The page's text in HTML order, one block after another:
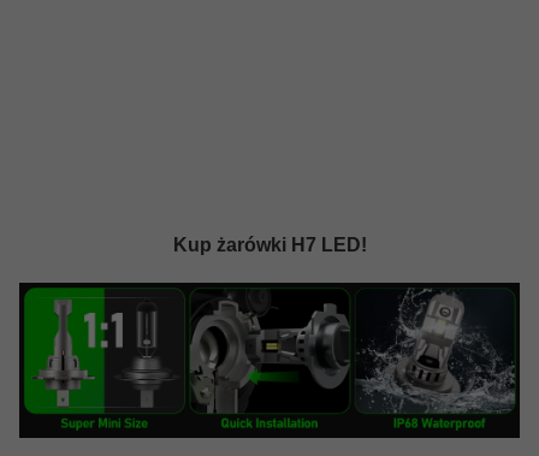
Kup żarówki H7 LED!